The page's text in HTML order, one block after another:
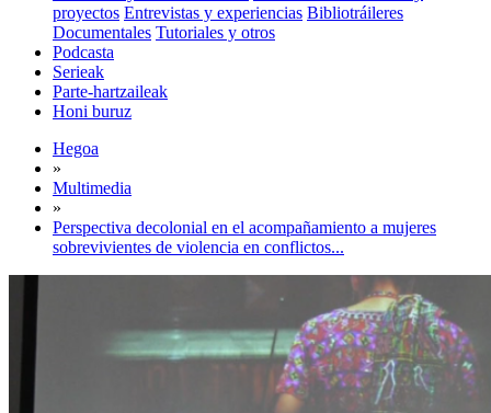
proyectos Entrevistas y experiencias Bibliotráileres
Documentales Tutoriales y otros
Podcasta
Serieak
Parte-hartzaileak
Honi buruz
Hegoa
»
Multimedia
»
Perspectiva decolonial en el acompañamiento a mujeres
sobrevivientes de violencia en conflictos...